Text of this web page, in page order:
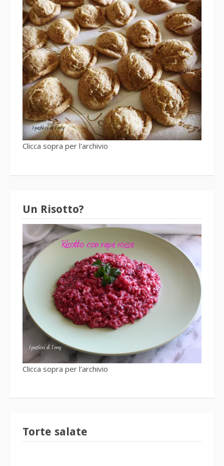
Clicca sopra per l'archivio
Un Risotto?
Clicca sopra per l'archivio
Torte salate